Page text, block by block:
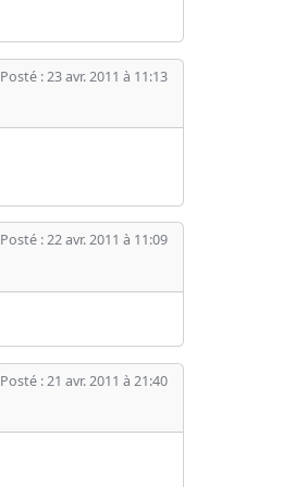
Posté : 23 avr. 2011 à 11:13
Posté : 22 avr. 2011 à 11:09
Posté : 21 avr. 2011 à 21:40